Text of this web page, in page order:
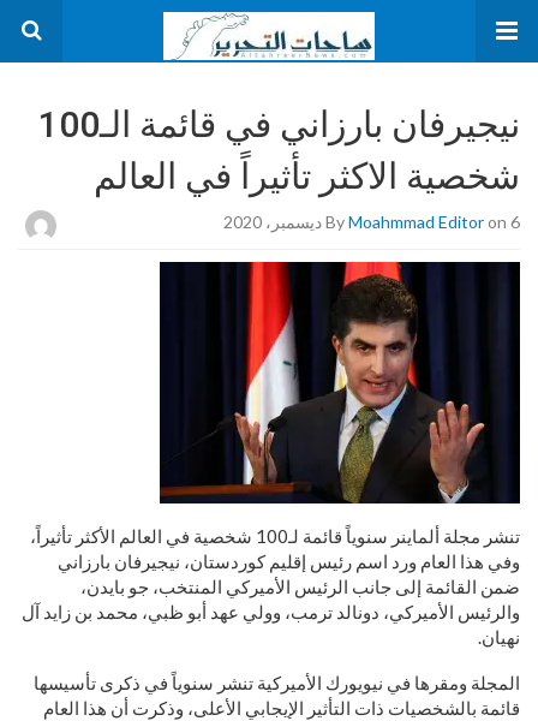
نيجيرفان بارزاني في قائمة الـ100
شخصية الاكثر تأثيراً في العالم
ByMoahmmad Editoron 6 ديسمبر، 2020
تنشر مجلة ألماينر سنوياً قائمة لـ100 شخصية في العالم الأكثر تأثيراً،
وفي هذا العام ورد اسم رئيس إقليم كوردستان، نيجيرفان بارزاني
ضمن القائمة إلى جانب الرئيس الأميركي المنتخب، جو بايدن،
والرئيس الأميركي، دونالد ترمب، وولي عهد أبو ظبي، محمد بن زايد آل
نهيان.
المجلة ومقرها في نيويورك الأميركية تنشر سنوياً في ذكرى تأسيسها
قائمة بالشخصيات ذات التأثير الإيجابي الأعلى، وذكرت أن هذا العام